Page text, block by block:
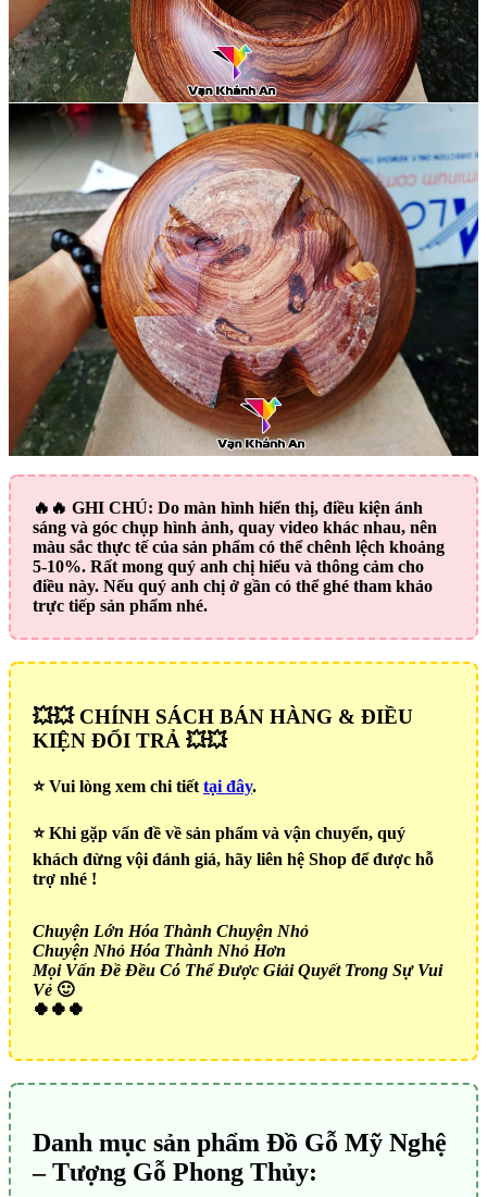
🔥🔥 GHI CHÚ: Do màn hình hiển thị, điều kiện ánh
sáng và góc chụp hình ảnh, quay video khác nhau, nên
màu sắc thực tế của sản phẩm có thể chênh lệch khoảng
5-10%. Rất mong quý anh chị hiểu và thông cảm cho
điều này. Nếu quý anh chị ở gần có thể ghé tham khảo
trực tiếp sản phẩm nhé.
💥💥 CHÍNH SÁCH BÁN HÀNG & ĐIỀU
KIỆN ĐỔI TRẢ 💥💥
⭐️ Vui lòng xem chi tiết tại đây.
⭐️ Khi gặp vấn đề về sản phẩm và vận chuyển, quý
khách đừng vội đánh giá, hãy liên hệ Shop để được hỗ
trợ nhé !
Chuyện Lớn Hóa Thành Chuyện Nhỏ
Chuyện Nhỏ Hóa Thành Nhỏ Hơn
Mọi Vấn Đề Đều Có Thể Được Giải Quyết Trong Sự Vui
Vẻ 🙂
🍀🍀🍀
Danh mục sản phẩm Đồ Gỗ Mỹ Nghệ
– Tượng Gỗ Phong Thủy: